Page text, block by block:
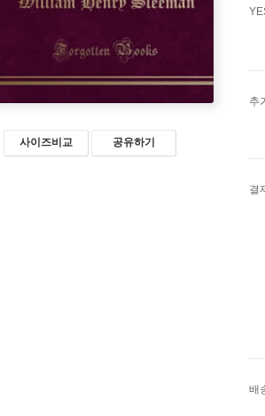
사이즈비교 공유하기
추
결
배